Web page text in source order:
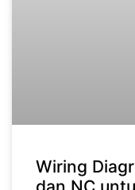
Wiring